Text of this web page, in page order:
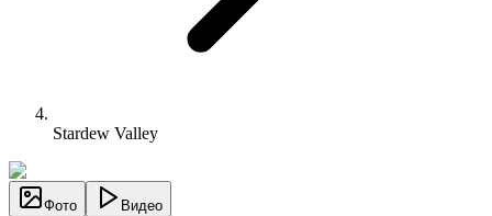
Stardew Valley
Фото Видео